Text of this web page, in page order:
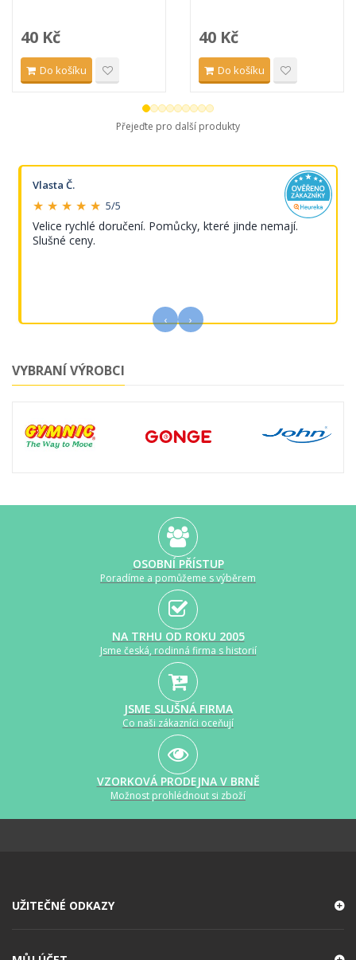
40 Kč
Do košíku
40 Kč
Do košíku
Přejeďte pro další produkty
Vlasta Č.
★ ★ ★ ★ ★ 5/5
Velice rychlé doručení. Pomůcky, které jinde nemají.
Slušné ceny.
‹ ›
VYBRANÍ VÝROBCI
OSOBNÍ PŘÍSTUP
Poradíme a pomůžeme s výběrem
NA TRHU OD ROKU 2005
Jsme česká, rodinná firma s historií
JSME SLUŠNÁ FIRMA
Co naši zákazníci oceňují
VZORKOVÁ PRODEJNA V BRNĚ
Možnost prohlédnout si zboží
UŽITEČNÉ ODKAZY